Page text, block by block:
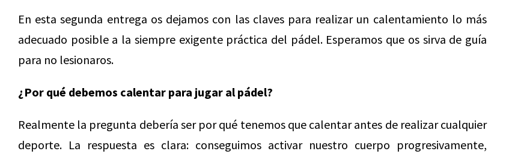
En esta segunda entrega os dejamos con las claves para realizar un calentamiento lo más
adecuado posible a la siempre exigente práctica del pádel. Esperamos que os sirva de guía
para no lesionaros.
¿Por qué debemos calentar para jugar al pádel?
Realmente la pregunta debería ser por qué tenemos que calentar antes de realizar cualquier
deporte. La respuesta es clara: conseguimos activar nuestro cuerpo progresivamente,